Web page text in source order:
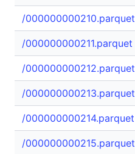
/000000000210.parquet
/000000000211.parquet
/000000000212.parquet
/000000000213.parquet
/000000000214.parquet
/000000000215.parquet